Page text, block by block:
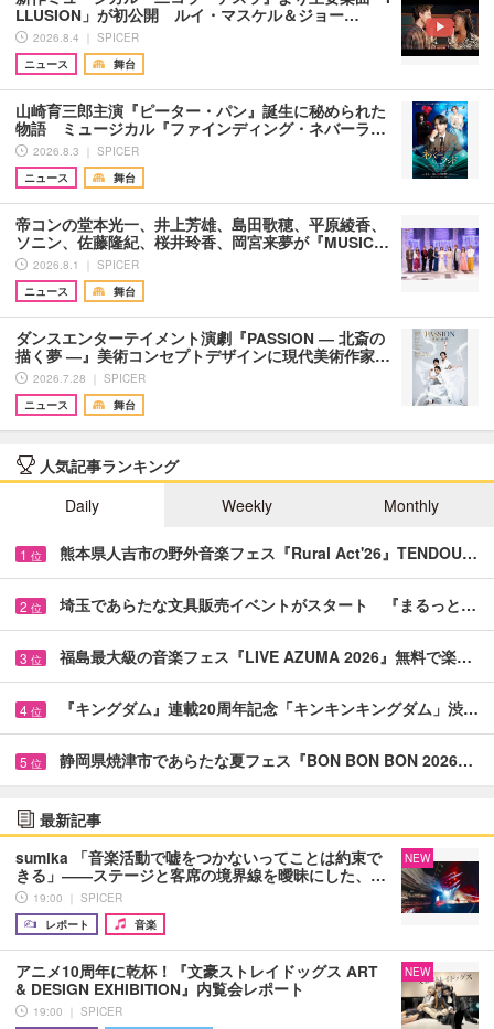
LLUSION」が初公開 ルイ・マスケル＆ジョー…
2026.8.4 ｜ SPICER
ニュース
舞台
山崎育三郎主演『ピーター・パン』誕生に秘められた
物語 ミュージカル『ファインディング・ネバーラ…
2026.8.3 ｜ SPICER
ニュース
舞台
帝コンの堂本光一、井上芳雄、島田歌穂、平原綾香、
ソニン、佐藤隆紀、桜井玲香、岡宮来夢が『MUSIC…
2026.8.1 ｜ SPICER
ニュース
舞台
ダンスエンターテイメント演劇『PASSION ― 北斎の
描く夢 ―』美術コンセプトデザインに現代美術作家…
2026.7.28 ｜ SPICER
ニュース
舞台
人気記事ランキング
Daily
Weekly Monthly
1 位 熊本県人吉市の野外音楽フェス『Rural Act'26』TENDOU…
2 位 埼玉であらたな文具販売イベントがスタート 『まるっと…
3 位 福島最大級の音楽フェス『LIVE AZUMA 2026』無料で楽…
4 位 『キングダム』連載20周年記念「キンキンキングダム」渋…
5 位 静岡県焼津市であらたな夏フェス『BON BON BON 2026…
最新記事
sumika 「音楽活動で嘘をつかないってことは約束で
きる」――ステージと客席の境界線を曖昧にした、…
19:00 ｜ SPICER
レポート
音楽
NEW
アニメ10周年に乾杯！『文豪ストレイドッグス ART
& DESIGN EXHIBITION』内覧会レポート
19:00 ｜ SPICER
NEW